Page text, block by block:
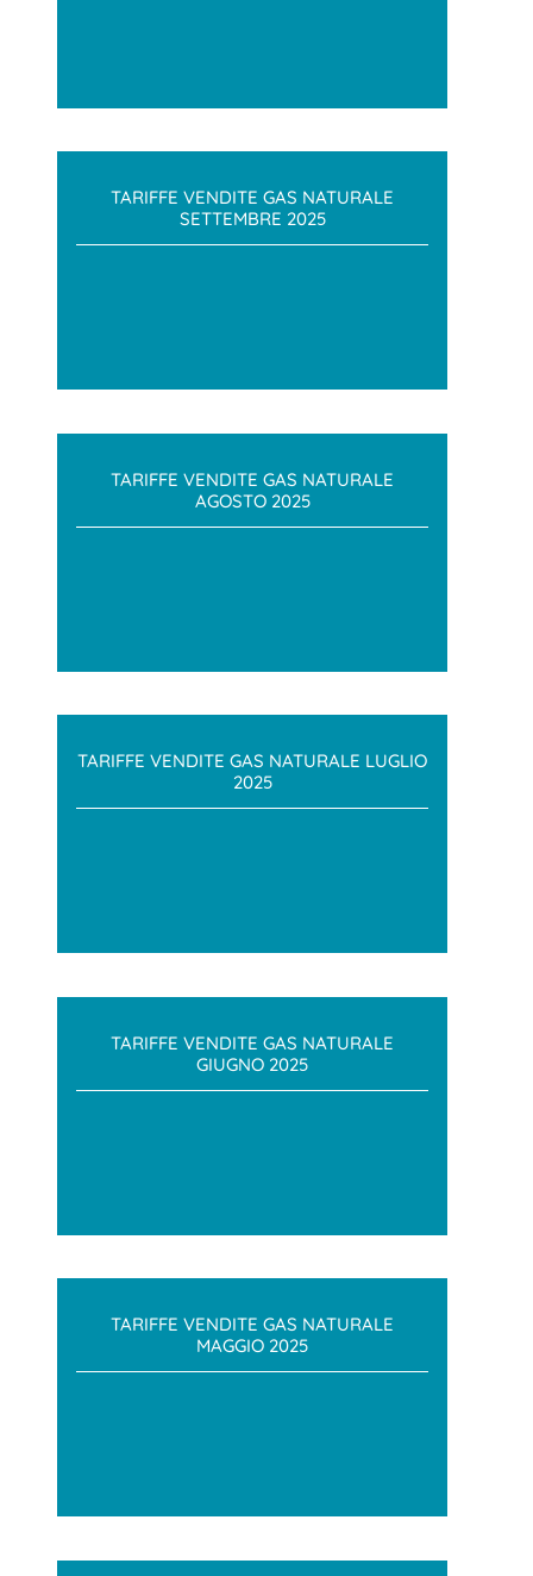
TARIFFE VENDITE GAS NATURALE
SETTEMBRE 2025
TARIFFE VENDITE GAS NATURALE
AGOSTO 2025
TARIFFE VENDITE GAS NATURALE LUGLIO
2025
TARIFFE VENDITE GAS NATURALE
GIUGNO 2025
TARIFFE VENDITE GAS NATURALE
MAGGIO 2025